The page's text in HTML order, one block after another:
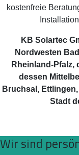
kostenfreie
KB Solartec
Nordwesten
Rheinland-
dessen
Bruchsal,
Stadt
Wir sind